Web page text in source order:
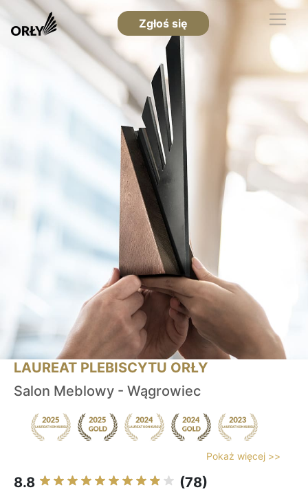
Zgłoś się
LAUREAT PLEBISCYTU ORŁY
Salon Meblowy - Wągrowiec
Pokaż więcej >>
8.8 (78)